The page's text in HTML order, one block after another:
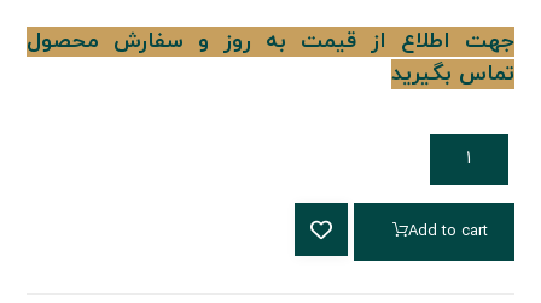
جهت اطلاع از قیمت به روز و سفارش محصول
تماس بگیرید
Add to cart